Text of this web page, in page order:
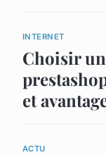
INTERNET
Choisir
et
ACTU